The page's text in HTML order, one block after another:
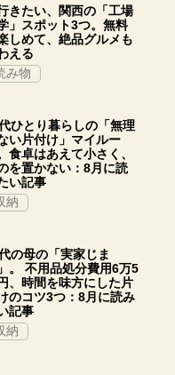
きたい、関西の「工場
」スポット3つ。無料
しめて、絶品グルメも
える
み物
ひとり暮らしの「無理
い片付け」マイルー
食卓はあえて小さく、
を置かない：8月に読
い記事
納
の母の「実家じま
。 不用品処分費用6万5
、時間を味方にした片
のコツ3つ：8月に読み
記事
納